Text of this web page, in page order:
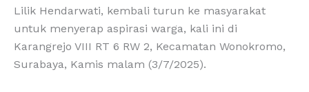
Lilik Hendarwati, kembali turun ke masyarakat
untuk menyerap aspirasi warga, kali ini di
Karangrejo VIII RT 6 RW 2, Kecamatan Wonokromo,
Surabaya, Kamis malam (3/7/2025).